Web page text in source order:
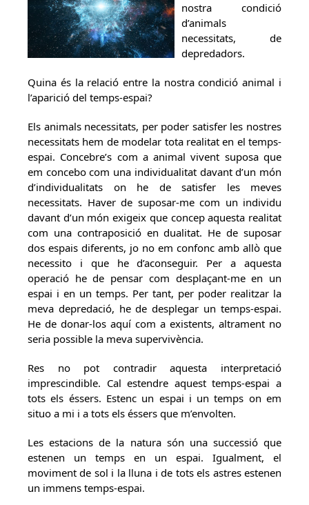
nostra condició
d’animals
necessitats, de
depredadors.
Quina és la relació entre la nostra condició animal i
l’aparició del temps-espai?
Els animals necessitats, per poder satisfer les nostres
necessitats hem de modelar tota realitat en el temps-
espai. Concebre’s com a animal vivent suposa que
em concebo com una individualitat davant d’un món
d’individualitats on he de satisfer les meves
necessitats. Haver de suposar-me com un individu
davant d’un món exigeix ​​que concep aquesta realitat
com una contraposició en dualitat. He de suposar
dos espais diferents, jo no em confonc amb allò que
necessito i que he d’aconseguir. Per a aquesta
operació he de pensar com desplaçant-me en un
espai i en un temps. Per tant, per poder realitzar la
meva depredació, he de desplegar un temps-espai.
He de donar-los aquí com a existents, altrament no
seria possible la meva supervivència.
Res no pot contradir aquesta interpretació
imprescindible. Cal estendre aquest temps-espai a
tots els éssers. Estenc un espai i un temps on em
situo a mi i a tots els éssers que m’envolten.
Les estacions de la natura són una successió que
estenen un temps en un espai. Igualment, el
moviment de sol i la lluna i de tots els astres estenen
un immens temps-espai.